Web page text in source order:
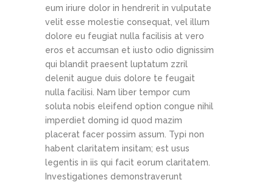
eum iriure dolor in hendrerit in vulputate
velit esse molestie consequat, vel illum
dolore eu feugiat nulla facilisis at vero
eros et accumsan et iusto odio dignissim
qui blandit praesent luptatum zzril
delenit augue duis dolore te feugait
nulla facilisi. Nam liber tempor cum
soluta nobis eleifend option congue nihil
imperdiet doming id quod mazim
placerat facer possim assum. Typi non
habent claritatem insitam; est usus
legentis in iis qui facit eorum claritatem.
Investigationes demonstraverunt